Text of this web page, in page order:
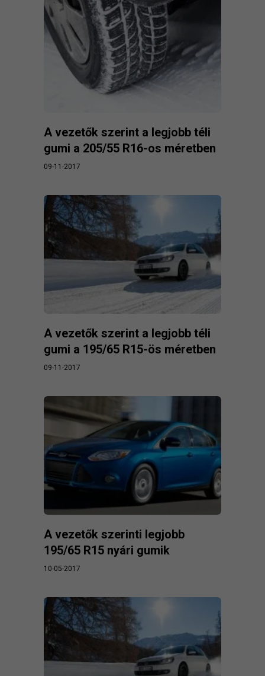
A vezetők szerint a legjobb téli
gumi a 205/55 R16-os méretben
09-11-2017
A vezetők szerint a legjobb téli
gumi a 195/65 R15-ös méretben
09-11-2017
A vezetők szerinti legjobb
195/65 R15 nyári gumik
10-05-2017